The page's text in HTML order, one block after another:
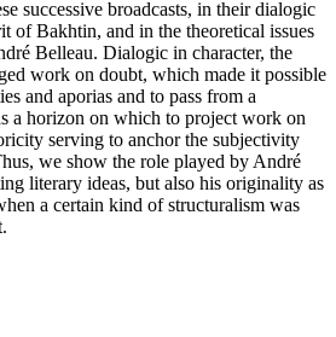
successive broadcasts, in their dialogic
of Bakhtin, and in the theoretical issues
Belleau. Dialogic in character, the
work on doubt, which made it possible
and aporias and to pass from a
a horizon on which to project work on
serving to anchor the subjectivity
we show the role played by André
literary ideas, but also his originality as
a certain kind of structuralism was